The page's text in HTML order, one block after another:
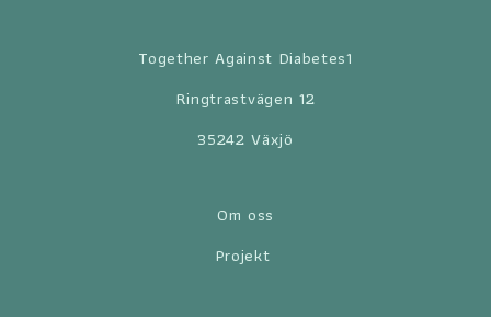
Together Against Diabetes1
Ringtrastvägen 12
35242 Växjö
Om oss
Projekt